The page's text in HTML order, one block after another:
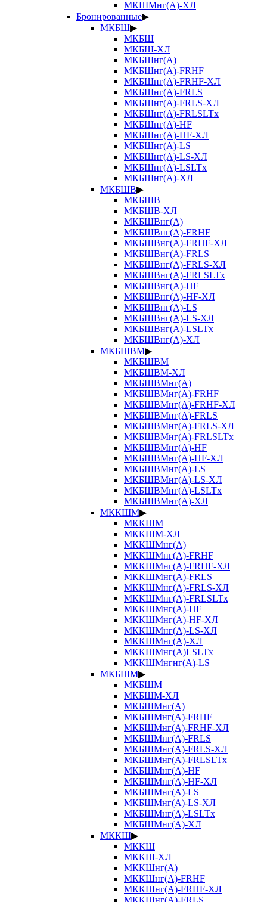
МКШМнг(А)-ХЛ
Бронированные▶
МКБШ▶
МКБШ
МКБШ-ХЛ
МКБШнг(А)
МКБШнг(А)-FRHF
МКБШнг(А)-FRHF-ХЛ
МКБШнг(А)-FRLS
МКБШнг(А)-FRLS-ХЛ
МКБШнг(А)-FRLSLTx
МКБШнг(А)-HF
МКБШнг(А)-HF-ХЛ
МКБШнг(А)-LS
МКБШнг(А)-LS-ХЛ
МКБШнг(А)-LSLTx
МКБШнг(А)-ХЛ
МКБШВ▶
МКБШВ
МКБШВ-ХЛ
МКБШВнг(А)
МКБШВнг(А)-FRHF
МКБШВнг(А)-FRHF-ХЛ
МКБШВнг(А)-FRLS
МКБШВнг(А)-FRLS-ХЛ
МКБШВнг(А)-FRLSLTx
МКБШВнг(А)-HF
МКБШВнг(А)-HF-ХЛ
МКБШВнг(А)-LS
МКБШВнг(А)-LS-ХЛ
МКБШВнг(А)-LSLTx
МКБШВнг(А)-ХЛ
МКБШВМ▶
МКБШВМ
МКБШВМ-ХЛ
МКБШВМнг(А)
МКБШВМнг(А)-FRHF
МКБШВМнг(А)-FRHF-ХЛ
МКБШВМнг(А)-FRLS
МКБШВМнг(А)-FRLS-ХЛ
МКБШВМнг(А)-FRLSLTx
МКБШВМнг(А)-HF
МКБШВМнг(А)-HF-ХЛ
МКБШВМнг(А)-LS
МКБШВМнг(А)-LS-ХЛ
МКБШВМнг(А)-LSLTx
МКБШВМнг(А)-ХЛ
МККШМ▶
МККШМ
МККШМ-ХЛ
МККШМнг(А)
МККШМнг(А)-FRHF
МККШМнг(А)-FRHF-ХЛ
МККШМнг(А)-FRLS
МККШМнг(А)-FRLS-ХЛ
МККШМнг(А)-FRLSLTx
МККШМнг(А)-HF
МККШМнг(А)-HF-ХЛ
МККШМнг(А)-LS-ХЛ
МККШМнг(А)-ХЛ
МККШМнг(А)LSLTx
МККШМнгнг(А)-LS
МКБШМ▶
МКБШМ
МКБШМ-ХЛ
МКБШМнг(А)
МКБШМнг(А)-FRHF
МКБШМнг(А)-FRHF-ХЛ
МКБШМнг(А)-FRLS
МКБШМнг(А)-FRLS-ХЛ
МКБШМнг(А)-FRLSLTx
МКБШМнг(А)-HF
МКБШМнг(А)-HF-ХЛ
МКБШМнг(А)-LS
МКБШМнг(А)-LS-ХЛ
МКБШМнг(А)-LSLTx
МКБШМнг(А)-ХЛ
МККШ▶
МККШ
МККШ-ХЛ
МККШнг(А)
МККШнг(А)-FRHF
МККШнг(А)-FRHF-ХЛ
МККШнг(А)-FRLS